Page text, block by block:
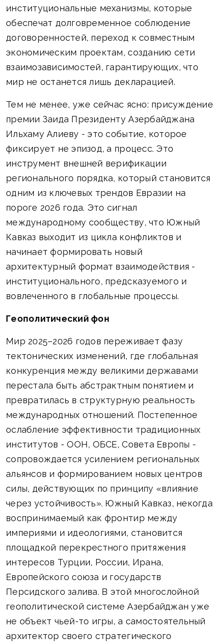
институциональные механизмы, которые
обеспечат долговременное соблюдение
договоренностей, переход к совместным
экономическим проектам, созданию сети
взаимозависимостей, гарантирующих, что
мир не останется лишь декларацией.
Тем не менее, уже сейчас ясно: присуждение
премии Заида Президенту Азербайджана
Ильхаму Алиеву - это событие, которое
фиксирует не эпизод, а процесс. Это
инструмент внешней верификации
регионального порядка, который становится
одним из ключевых трендов Евразии на
пороге 2026 года. Это сигнал
международному сообществу, что Южный
Кавказ выходит из цикла конфликтов и
начинает формировать новый
архитектурный формат взаимодействия -
институционального, предсказуемого и
вовлеченного в глобальные процессы.
Геополитический фон
Мир 2025–2026 годов переживает фазу
тектонических изменений, где глобальная
конкуренция между великими державами
перестала быть абстрактным понятием и
превратилась в структурную реальность
международных отношений. Постепенное
ослабление эффективности традиционных
институтов - ООН, ОБСЕ, Совета Европы -
сопровождается усилением региональных
альянсов и формированием новых центров
силы, действующих по принципу «влияние
через устойчивость». Южный Кавказ, некогда
воспринимаемый как фронтир между
империями и идеологиями, становится
площадкой перекрестного притяжения
интересов Турции, России, Ирана,
Европейского союза и государств
Персидского залива. В этой многослойной
геополитической системе Азербайджан уже
не объект чьей-то игры, а самостоятельный
архитектор своего стратегического